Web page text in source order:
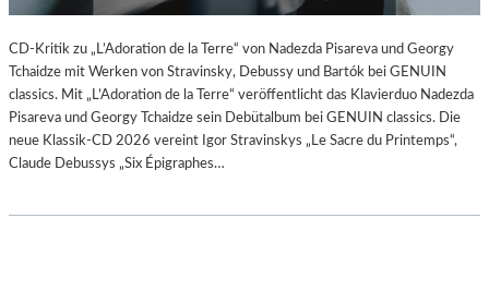
CD-Kritik zu „L’Adoration de la Terre“ von Nadezda Pisareva und Georgy
Tchaidze mit Werken von Stravinsky, Debussy und Bartók bei GENUIN
classics. Mit „L’Adoration de la Terre“ veröffentlicht das Klavierduo Nadezda
Pisareva und Georgy Tchaidze sein Debütalbum bei GENUIN classics. Die
neue Klassik-CD 2026 vereint Igor Stravinskys „Le Sacre du Printemps“,
Claude Debussys „Six Épigraphes…